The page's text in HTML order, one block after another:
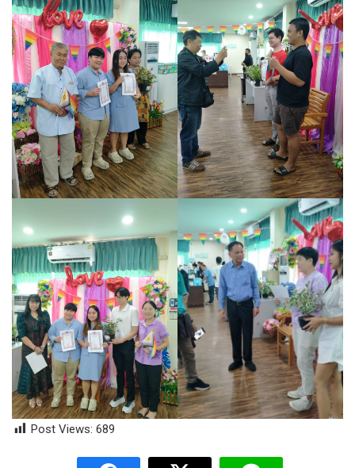
Post Views: 689